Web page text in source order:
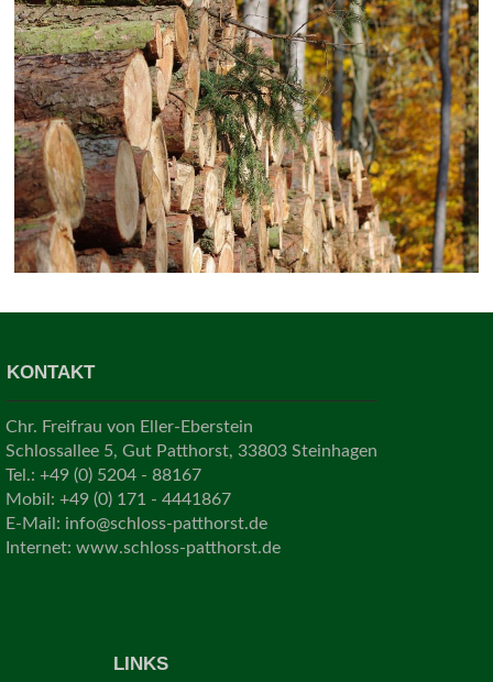
KONTAKT
Chr. Freifrau von Eller-Eberstein
Schlossallee 5, Gut Patthorst, 33803 Steinhagen
Tel.: +49 (0) 5204 - 88167
Mobil: +49 (0) 171 - 4441867
E-Mail: info@schloss-patthorst.de
Internet: www.schloss-patthorst.de
LINKS